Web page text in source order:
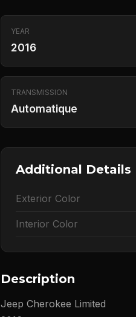
YEAR
2016
TRANSMISSION
Automatique
Additional Details
Exterior Color
Interior Color
Description
Jeep Cherokee Limited